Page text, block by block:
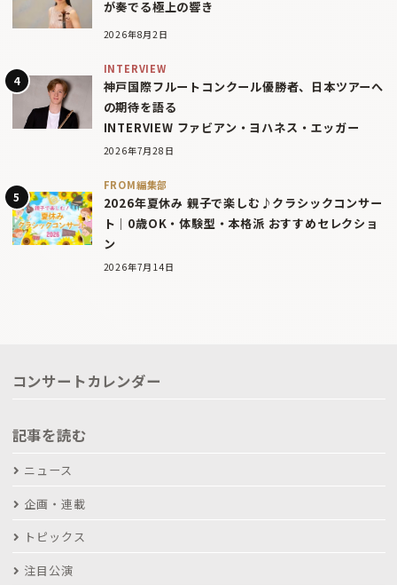
が奏でる極上の響き
2026年8月2日
INTERVIEW
神戸国際フルートコンクール優勝者、日本ツアーへ
の期待を語る
INTERVIEW ファビアン・ヨハネス・エッガー
2026年7月28日
FROM編集部
2026年夏休み 親子で楽しむ♪クラシックコンサー
ト｜0歳OK・体験型・本格派 おすすめセレクショ
ン
2026年7月14日
コンサートカレンダー
記事を読む
ニュース
企画・連載
トピックス
注目公演